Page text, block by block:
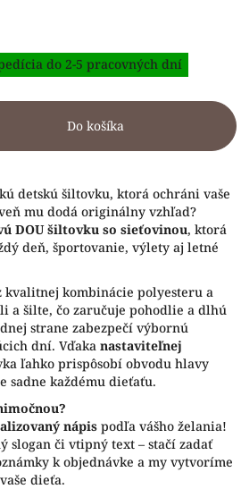
do 2-5 pracovných dní
Do košíka
detskú šiltovku, ktorá ochráni vaše
mu dodá originálny vzhľad?
DOU šiltovku so sieťovinou, ktorá
deň, športovanie, výlety aj letné
kvalitnej kombinácie polyesteru a
a šilte, čo zaručuje pohodlie a dlhú
strane zabezpečí výbornú
dní. Vďaka nastaviteľnej
ľahko prispôsobí obvodu hlavy
sadne každému dieťaťu.
nápis podľa vášho želania!
slogan či vtipný text – stačí zadať
k objednávke a my vytvoríme
dieťa.